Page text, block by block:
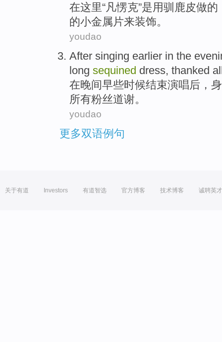
在这里“凡愣克”是用驯鹿皮做的
的小金属片来装饰。
youdao
After singing earlier in the
long sequined dress, thanked
在晚间早些时候结束演唱后 ，
所有粉丝道谢。
youdao
更多双语例句
关于有道 Investors 有道智选 官方博客 技术博客 诚聘英才